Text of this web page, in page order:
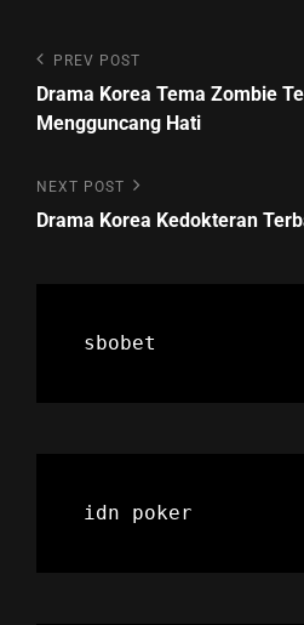
Post
navigation
Previous
Post
PREV POST
Drama Korea Tema Zombie
Mengguncang Hati
Next
Post
NEXT POST
Drama Korea Kedokteran
sbobet
idn poker